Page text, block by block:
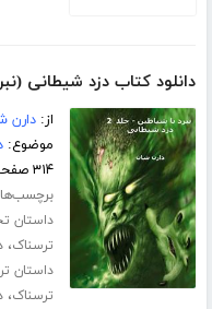
دانلود کتاب دزد شیطانی
از:دارن
موضوع:
۳۱۴ صفحه
داستان
ترسناک،
داستان
ترسناک،